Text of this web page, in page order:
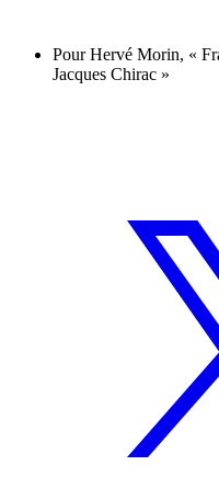
Pour Hervé Morin, «
Jacques Chirac »